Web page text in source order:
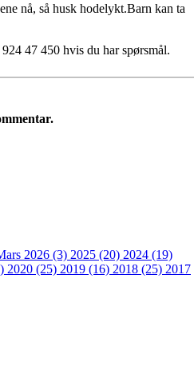
nå, så husk hodelykt.Barn kan ta
47 450 hvis du har spørsmål.
2026 (3) 2025 (20) 2024 (19)
2020 (25) 2019 (16) 2018 (25) 2017